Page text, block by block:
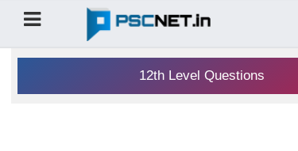
12th Level Questions